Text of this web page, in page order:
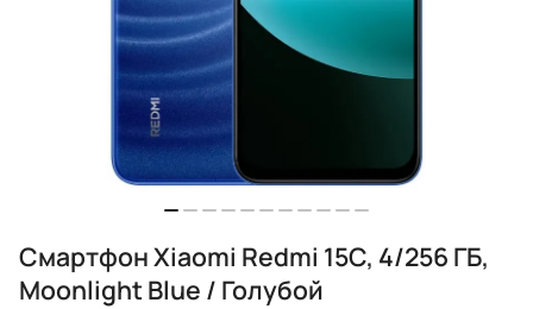
Смартфон Xiaomi Redmi 15C, 4/256 ГБ,
Moonlight Blue / Голубой